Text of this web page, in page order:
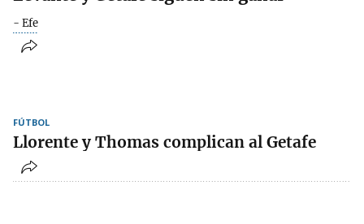
- Efe
FÚTBOL
Llorente y Thomas complican al Getafe